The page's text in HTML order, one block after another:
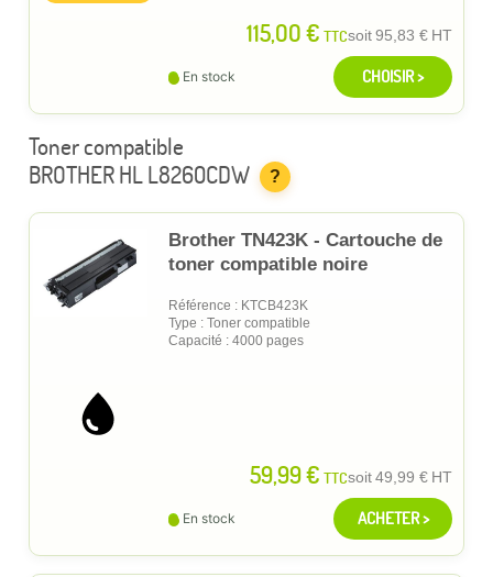
115,00 € TTCsoit95,83 € HT
En stock CHOISIR >
Toner compatible
BROTHER HL L8260CDW
?
Brother TN423K - Cartouche de
toner compatible noire
Référence : KTCB423K
Type : Toner compatible
Capacité : 4000 pages
59,99 € TTCsoit49,99 € HT
En stock ACHETER >